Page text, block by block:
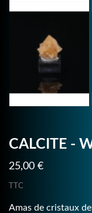
CALCITE -
25,00 €
TTC
Amas de cristaux